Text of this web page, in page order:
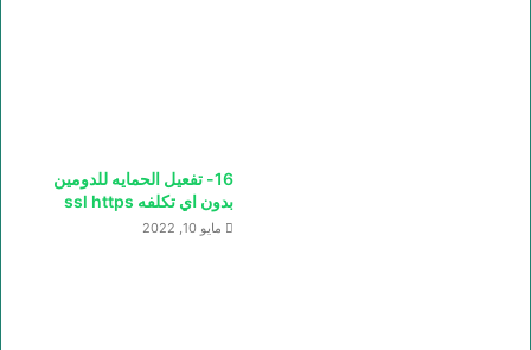
16- تفعيل الحمايه للدومين
بدون اي تكلفه ssl https
مايو 10, 2022